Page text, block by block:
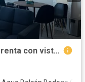
Departamento tipo Penthouse en renta con vistas panorámicas de la ciudad de Puebla